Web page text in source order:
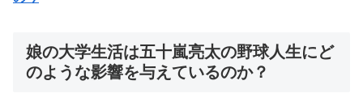
娘の大学生活は五十嵐亮太の野球人生にど
のような影響を与えているのか？